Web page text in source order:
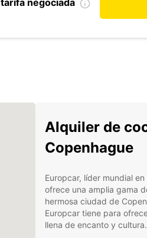
tarifa negociada
Alquiler de
Copenhague
Europcar, líder mundial
ofrece una amplia gama
hermosa ciudad de
Europcar tiene para
llena de encanto y cultura.